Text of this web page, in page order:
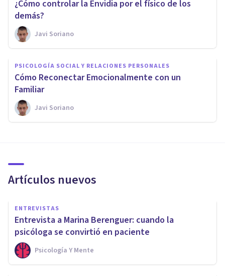
¿Cómo controlar la Envidia por el físico de los
demás?
Javi Soriano
PSICOLOGÍA SOCIAL Y RELACIONES PERSONALES
Cómo Reconectar Emocionalmente con un
Familiar
Javi Soriano
Artículos nuevos
ENTREVISTAS
Entrevista a Marina Berenguer: cuando la
psicóloga se convirtió en paciente
Psicología Y Mente